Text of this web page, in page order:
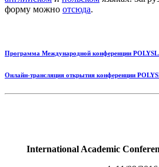
форму можно отсюда.
Программа Международной конференции
Онлайн-трансляция открытия конференции
International Academic